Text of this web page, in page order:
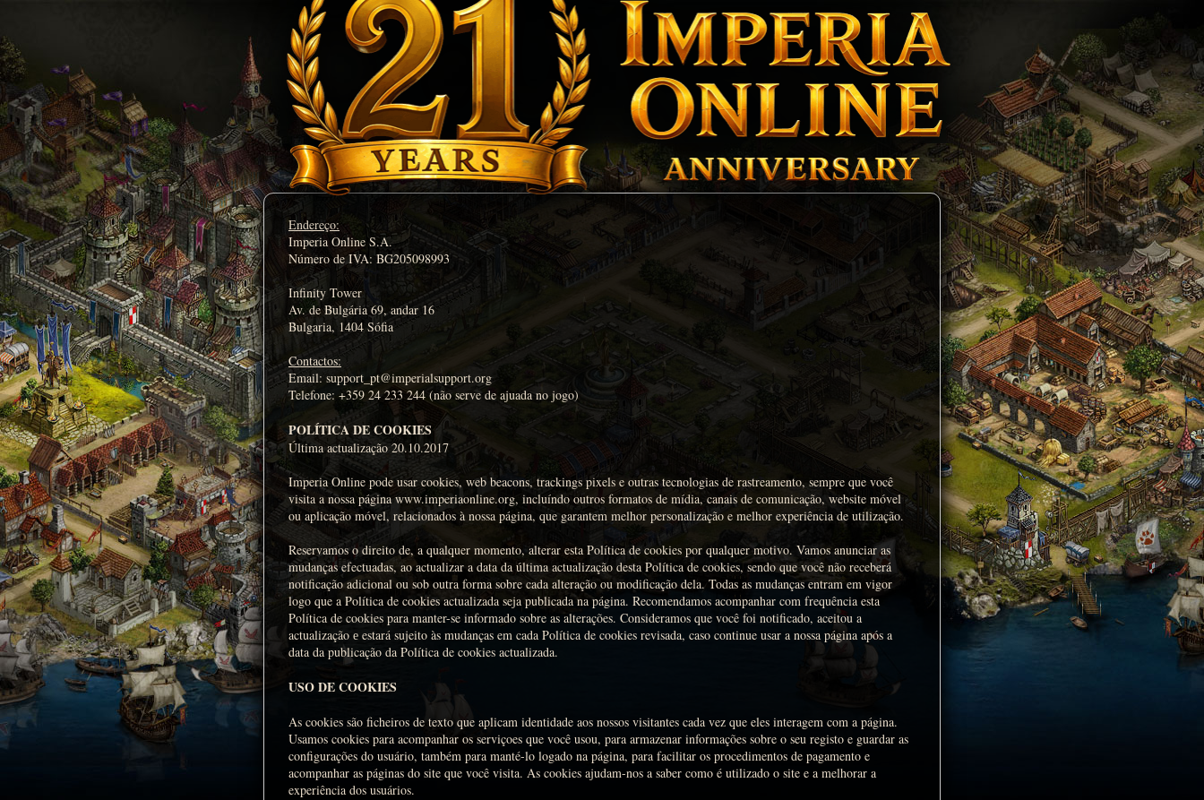
Endereço:
Imperia Online S.A.
Número de IVA: BG205098993
Infinity Tower
Av. de Bulgária 69, andar 16
Bulgaria, 1404 Sófia
Contactos:
Email: support_pt@imperialsupport.org
Telefone: +359 24 233 244 (não serve de ajuada no jogo)
POLÍTICA DE COOKIES
Última actualização 20.10.2017
Imperia Online pode usar cookies, web beacons, trackings pixels e outras tecnologias de rastreamento, sempre que você
visita a nossa página www.imperiaonline.org, incluíndo outros formatos de mídia, canais de comunicação, website móvel
ou aplicação móvel, relacionados à nossa página, que garantem melhor personalização e melhor experiência de utilização.
Reservamos o direito de, a qualquer momento, alterar esta Política de cookies por qualquer motivo. Vamos anunciar as
mudanças efectuadas, ao actualizar a data da última actualização desta Política de cookies, sendo que você não receberá
notificação adicional ou sob outra forma sobre cada alteração ou modificação dela. Todas as mudanças entram em vigor
logo que a Política de cookies actualizada seja publicada na página. Recomendamos acompanhar com frequência esta
Política de cookies para manter-se informado sobre as alterações. Consideramos que você foi notificado, aceitou a
actualização е estará sujeito às mudanças em cada Política de cookies revisada, caso continue usar a nossa página após a
data da publicação da Política de cookies actualizada.
USO DE COOKIES
As cookies são ficheiros de texto que aplicam identidade aos nossos visitantes cada vez que eles interagem com a página.
Usamos cookies para acompanhar os serviçoes que você usou, para armazenar informações sobre o seu registo e guardar as
configurações do usuário, também para manté-lo logado na página, para facilitar os procedimentos de pagamento e
acompanhar as páginas do site que você visita. As cookies ajudam-nos a saber como é utilizado o site e a melhorar a
experiência dos usuários.